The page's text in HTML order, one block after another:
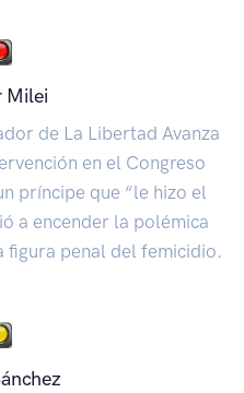
Milei
de La Libertad Avanza
en el Congreso
príncipe que “le hizo el
a encender la polémica
figura penal del femicidio.